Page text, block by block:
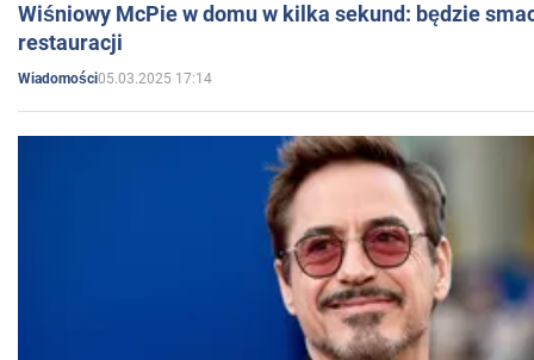
Wiśniowy McPie w domu w kilka sekund: będzie
restauracji
Wiadomości05.03.2025 17:14